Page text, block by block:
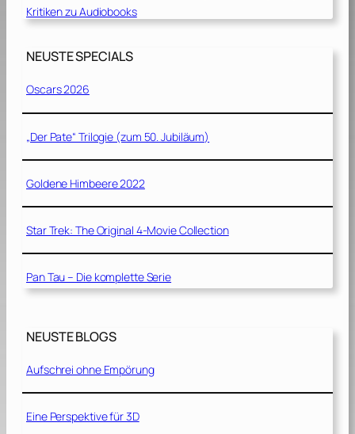
Kritiken zu Audiobooks
NEUSTE SPECIALS
Oscars 2026
„Der Pate“ Trilogie (zum 50. Jubiläum)
Goldene Himbeere 2022
Star Trek: The Original 4-Movie Collection
Pan Tau – Die komplette Serie
NEUSTE BLOGS
Aufschrei ohne Empörung
Eine Perspektive für 3D